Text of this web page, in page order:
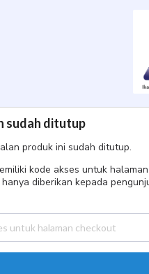
sudah ditutup
produk ini sudah ditutup.
kode akses untuk
diberikan kepada